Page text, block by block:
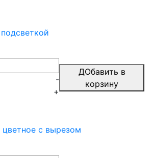
-
+
ДОбавить в
корзину
с вырезом